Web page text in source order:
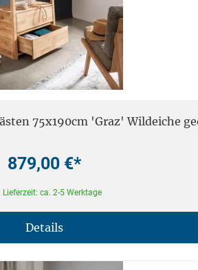
75x190cm 'Graz' Wildeiche
879,00 €*
Lieferzeit: ca. 2-5 Werktage
Details